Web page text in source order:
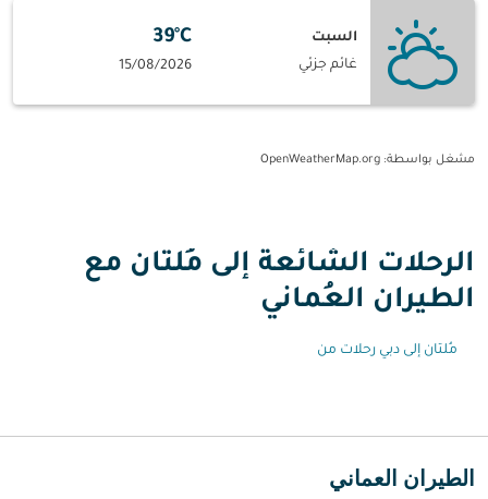
السبت
غائم جزئي
39°C
15/08/2026
مشغل بواسطة: OpenWeatherMap.org
الرحلات الشائعة إلى مُلتان مع
الطيران العُماني
مُلتان إلى دبي رحلات من
الطيران العماني